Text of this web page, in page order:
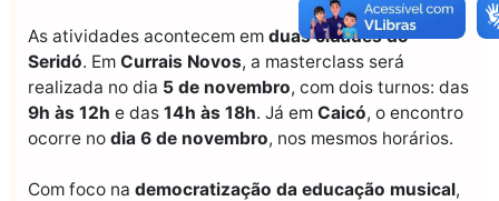
As atividades acontecem em duas cidades do
Seridó. Em Currais Novos, a masterclass será
realizada no dia 5 de novembro, com dois turnos: das
9h às 12h e das 14h às 18h. Já em Caicó, o encontro
ocorre no dia 6 de novembro, nos mesmos horários.
Com foco na democratização da educação musical,